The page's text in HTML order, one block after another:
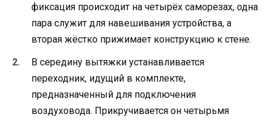
фиксация происходит на четырёх саморезах, одна
пара служит для навешивания устройства, а
вторая жёстко прижимает конструкцию к стене.
В середину вытяжки устанавливается
переходник, идущий в комплекте,
предназначенный для подключения
воздуховода. Прикручивается он четырьмя